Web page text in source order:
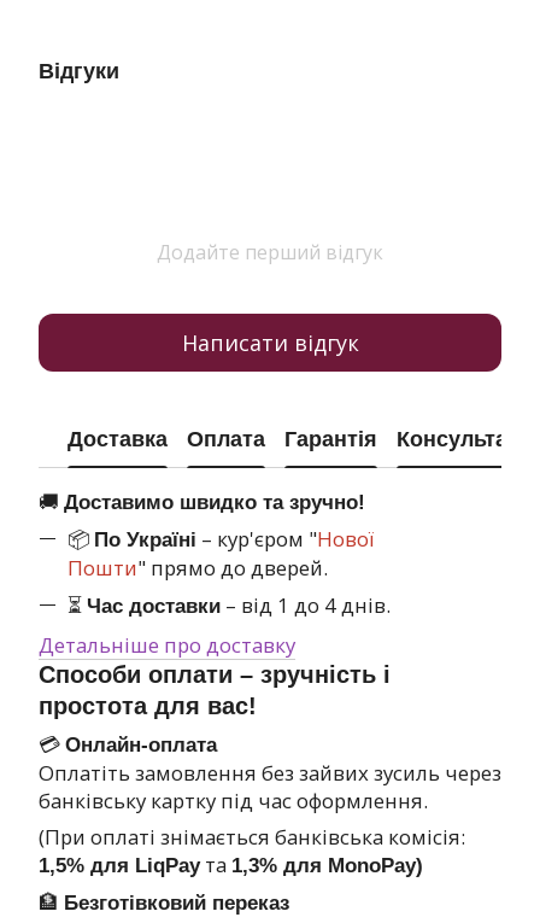
Відгуки
Додайте перший відгук
Написати відгук
Доставка Оплата Гарантія Консультація
🚚 Доставимо швидко та зручно!
📦 По Україні – кур'єром "Нової
Пошти" прямо до дверей.
⏳ Час доставки – від 1 до 4 днів.
Детальніше про доставку
Способи оплати – зручність і
простота для вас!
💳 Онлайн-оплата
Оплатіть замовлення без зайвих зусиль через
банківську картку під час оформлення.
(При оплаті знімається банківська комісія:
1,5% для LiqPayта 1,3% для MonoPay)
🏦 Безготівковий переказ